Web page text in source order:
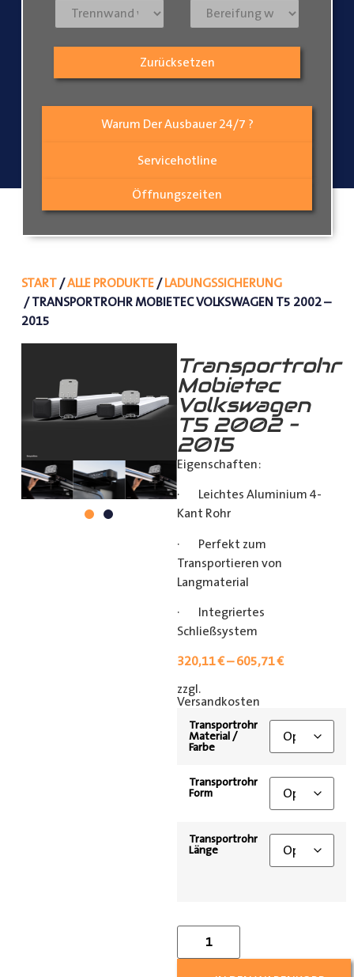
Warum Der Ausbauer 24/7 ?
Servicehotline
Öffnungszeiten
Zurücksetzen
START/ALLE PRODUKTE/LADUNGSSICHERUNG
/ TRANSPORTROHR MOBIETEC VOLKSWAGEN T5 2002 –
2015
Transportrohr
Mobietec
Volkswagen
T5 2002 –
2015
Eigenschaften:
· Leichtes Aluminium 4-
Kant Rohr
· Perfekt zum
Transportieren von
Langmaterial
· Integriertes
Schließsystem
320,11€–605,71€
zzgl.
Versandkosten
Transportrohr
Material /
Farbe
Transportrohr
Form
Transportrohr
Länge